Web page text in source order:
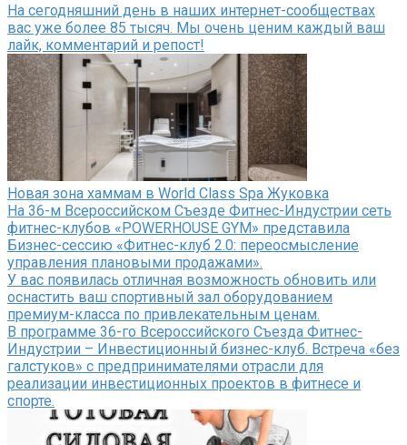
На сегодняшний день в наших интернет-сообществах
вас уже более 85 тысяч. Мы очень ценим каждый ваш
лайк, комментарий и репост!
Новая зона хаммам в World Class Spa Жуковка
На 36-м Всероссийском Съезде Фитнес-Индустрии сеть
фитнес-клубов «POWERHOUSE GYM» представила
Бизнес-сессию «Фитнес-клуб 2.0: переосмысление
управления плановыми продажами».
У вас появилась отличная возможность обновить или
оснастить ваш спортивный зал оборудованием
премиум-класса по привлекательным ценам.
В программе 36-го Всероссийского Съезда Фитнес-
Индустрии – Инвестиционный бизнес-клуб. Встреча «без
галстуков» с предпринимателями отрасли для
реализации инвестиционных проектов в фитнесе и
спорте.